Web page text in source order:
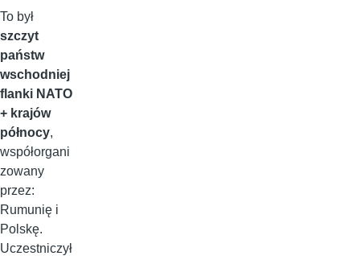
To był
szczyt
państw
wschodniej
flanki NATO
+ krajów
północy,
współorgani
zowany
przez:
Rumunię i
Polskę.
Uczestniczył